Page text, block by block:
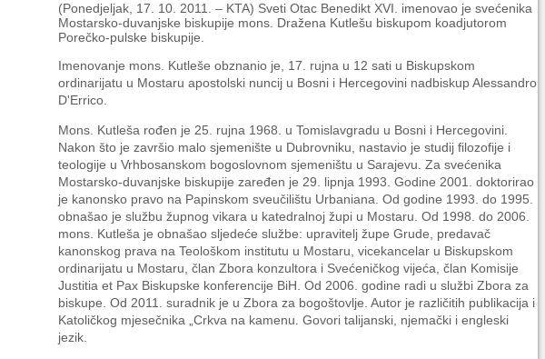
(Ponedjeljak, 17. 10. 2011. – KTA) Sveti Otac Benedikt XVI. imenovao je svećenika
Mostarsko-duvanjske biskupije mons. Dražena Kutlešu biskupom koadjutorom
Porečko-pulske biskupije.
Imenovanje mons. Kutleše obznanio je, 17. rujna u 12 sati u Biskupskom
ordinarijatu u Mostaru apostolski nuncij u Bosni i Hercegovini nadbiskup Alessandro
D'Errico.
Mons. Kutleša rođen je 25. rujna 1968. u Tomislavgradu u Bosni i Hercegovini.
Nakon što je završio malo sjemenište u Dubrovniku, nastavio je studij filozofije i
teologije u Vrhbosanskom bogoslovnom sjemeništu u Sarajevu. Za svećenika
Mostarsko-duvanjske biskupije zaređen je 29. lipnja 1993. Godine 2001. doktorirao
je kanonsko pravo na Papinskom sveučilištu Urbaniana. Od godine 1993. do 1995.
obnašao je službu župnog vikara u katedralnoj župi u Mostaru. Od 1998. do 2006.
mons. Kutleša je obnašao sljedeće službe: upravitelj župe Grude, predavač
kanonskog prava na Teološkom institutu u Mostaru, vicekancelar u Biskupskom
ordinarijatu u Mostaru, član Zbora konzultora i Svećeničkog vijeća, član Komisije
Justitia et Pax Biskupske konferencije BiH. Od 2006. godine radi u službi Zbora za
biskupe. Od 2011. suradnik je u Zbora za bogoštovlje. Autor je različitih publikacija i
Katoličkog mjesečnika „Crkva na kamenu. Govori talijanski, njemački i engleski
jezik.